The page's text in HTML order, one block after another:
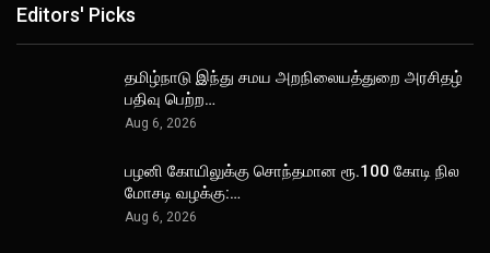
Editors' Picks
தமிழ்நாடு இந்து சமய அறநிலையத்துறை அரசிதழ்
பதிவு பெற்ற…
Aug 6, 2026
பழனி கோயிலுக்கு சொந்தமான ரூ.100 கோடி நில
மோசடி வழக்கு:…
Aug 6, 2026